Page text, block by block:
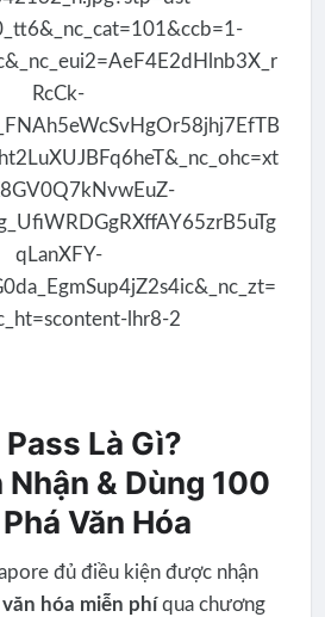
Là Gì?
& Dùng 100
Văn Hóa
đủ điều kiện được nhận
hóa miễn phíqua chương